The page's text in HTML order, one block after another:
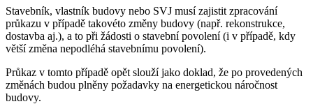
Stavebník, vlastník budovy nebo SVJ musí zajistit zpracování
průkazu v případě takovéto změny budovy (např. rekonstrukce,
dostavba aj.), a to při žádosti o stavební povolení (i v případě, kdy
větší změna nepodléhá stavebnímu povolení).
Průkaz v tomto případě opět slouží jako doklad, že po provedených
změnách budou plněny požadavky na energetickou náročnost
budovy.